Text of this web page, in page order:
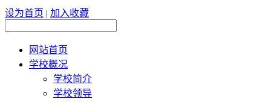
设为首页 | 加入收藏
网站首页
学校概况
学校简介
学校领导